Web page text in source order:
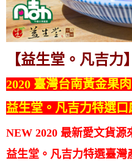
【益生堂。凡吉力】
2020 臺灣台南黃金果
益生堂。凡吉力特選口
NEW 2020 最新愛文貨源
益生堂。凡吉力特選臺灣